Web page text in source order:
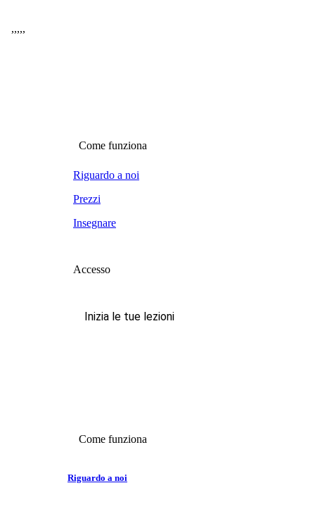
,,,,,
Come funziona
Riguardo a noi
Prezzi
Insegnare
Accesso
Inizia le tue lezioni
Come funziona
Riguardo a noi